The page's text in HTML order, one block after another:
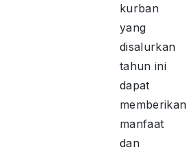
kurban
yang
disalurkan
tahun ini
dapat
memberikan
manfaat
dan